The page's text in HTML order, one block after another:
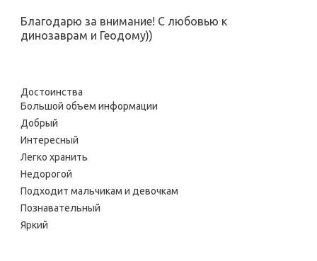
Благодарю за внимание! С любовью к
динозаврам и Геодому))
Достоинства
Большой объем информации
Добрый
Интересный
Легко хранить
Недорогой
Подходит мальчикам и девочкам
Познавательный
Яркий